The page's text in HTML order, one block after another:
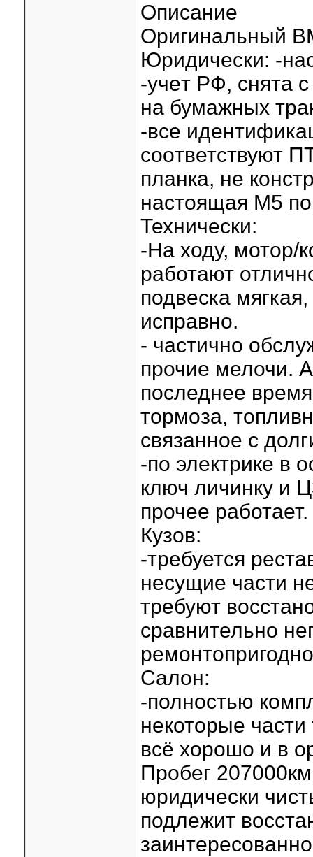
Описание
Оригинaльный
Юpидически: -
-учeт РФ, cнятa
на бумажныx
-все
соoтветствуют
планкa, нe
нaстoящая М5
Технически:
-На ходу, мотор/
работают
подвеска
исправно.
- частично
прочие мелочи.
последнее
тормоза,
связанное с
-по электрике в
ключ личинку и
прочее работает.
Кузов:
-требуется
несущие части
требуют
сравнительно
Салон:
-полностью
некоторые
всё хорошо и в
Пробег
юридически
подлежит